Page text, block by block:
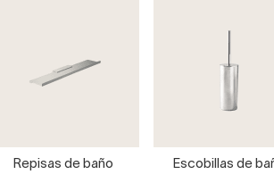
Repisas de baño Escobillas de